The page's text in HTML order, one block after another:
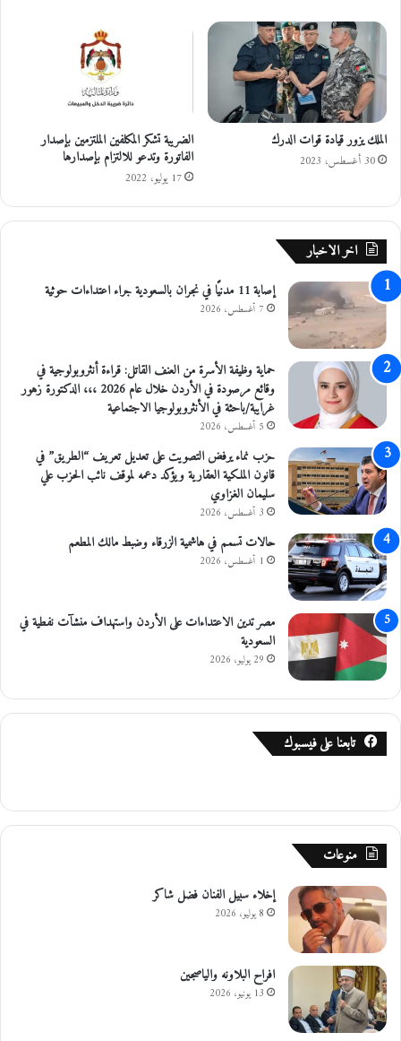
م
ل
ب
ر
و
ع
ل
ا
ل
مُ
ر
ت
ف
ع
ت
ا
ل
ع
ا
ي
ة
ل
م
ا
ل
ب
ا
ت
ش
ك
ل
غ
ي
ر
ل
ئ
ق
الملك يزور قيادة قوات الدرك
30 أغسطس، 2023
الضريبة تشكر المكلفين الملتزمين بإصدار
الفاتورة وتدعو للالتزام بإصدارها
17 يوليو، 2022
اخر الاخبار
إصابة 11 مدنيًا في نجران بالسعودية جراء اعتداءات حوثية
7 أغسطس، 2026
حماية وظيفة الأسرة من العنف القاتل: قراءة أنثروبولوجية في
وقائع مرصودة في الأردن خلال عام 2026 ،،، الدكتورة زهور
غرايبة/باحثة في الأنثروبولوجيا الاجتماعية
5 أغسطس، 2026
حزب نماء يرفض التصويت على تعديل تعريف “الطريق” في
قانون الملكية العقارية ويؤكد دعمه لموقف نائب الحزب علي
سليمان الغزاوي
3 أغسطس، 2026
حالات تسمم في هاشمية الزرقاء وضبط مالك المطعم
1 أغسطس، 2026
مصر تدين الاعتداءات على الأردن واستهداف منشآت نفطية في
السعودية
29 يوليو، 2026
تابعنا على فيسبوك
منوعات
إخلاء سبيل الفنان فضل شاكر
8 يوليو، 2026
افراح البلاونه والياصجين
13 يونيو، 2026